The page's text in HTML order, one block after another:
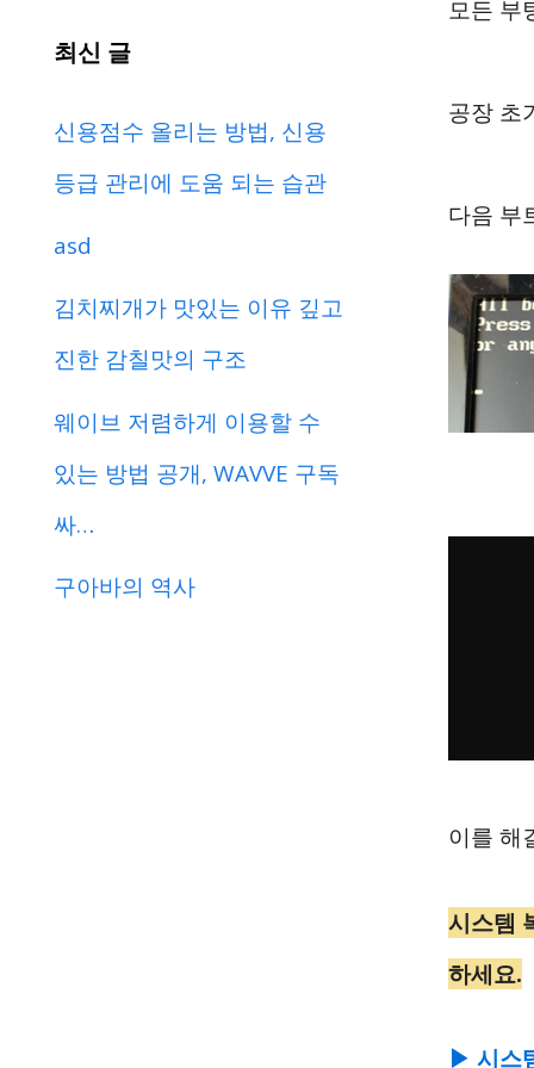
모든 부
공장 초
다음 부
이를 해
시스템
하세요.
▶ 시스
최신 글
신용점수 올리는 방법, 신용
등급 관리에 도움 되는 습관
asd
김치찌개가 맛있는 이유 깊고
진한 감칠맛의 구조
웨이브 저렴하게 이용할 수
있는 방법 공개, WAVVE 구독
싸…
구아바의 역사